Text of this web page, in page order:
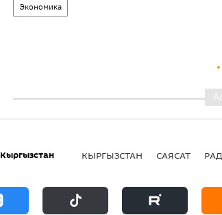
Экономика
Кыргызстан КЫРГЫЗСТАН САЯСАТ